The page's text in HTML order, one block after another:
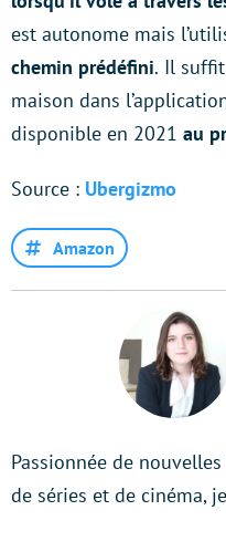
est autonome mais
chemin prédéfini. Il
maison dans
disponible en 2021 au
Source : Ubergizmo
Amazon
Passionnée de
de séries et de cinéma,